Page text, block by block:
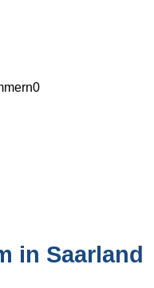
0
in Saarland